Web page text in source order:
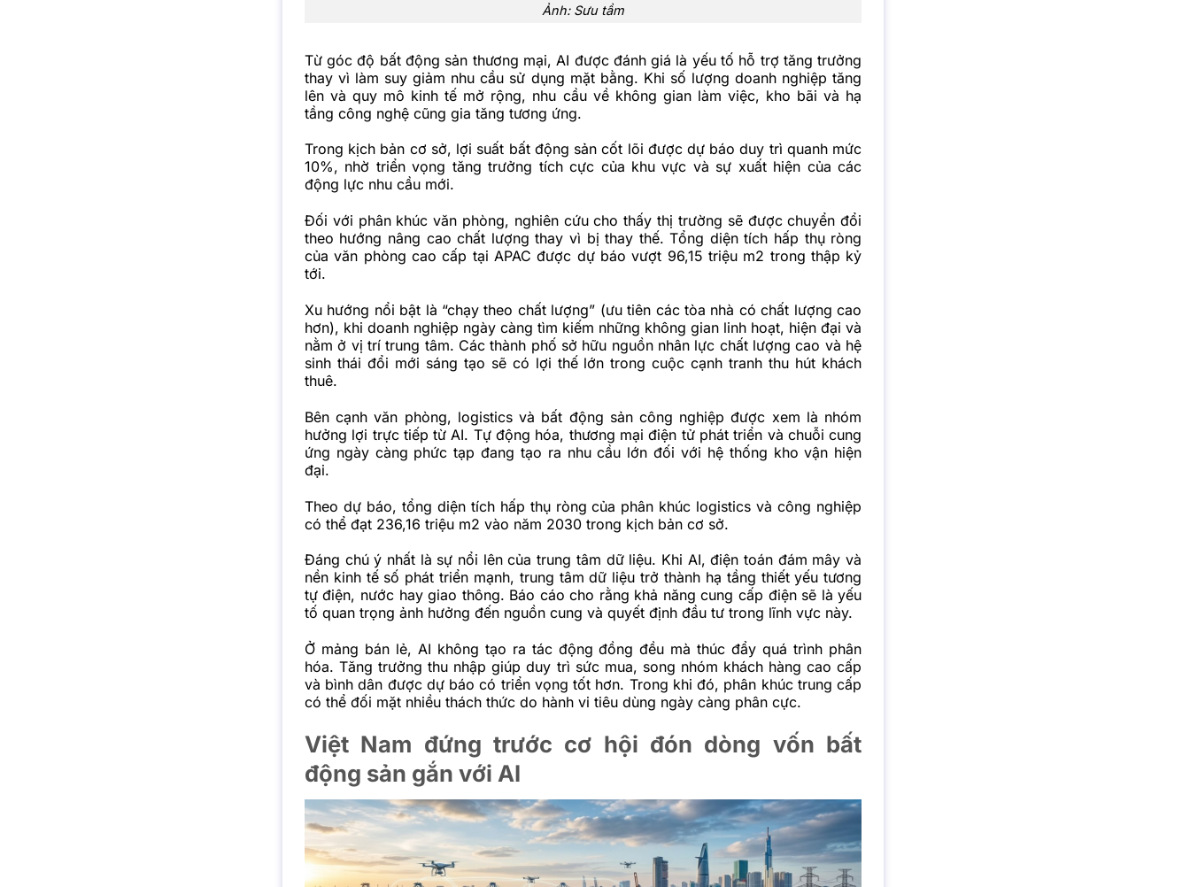
Ảnh: Sưu tầm
Từ góc độ bất động sản thương mại, AI được đánh giá là yếu tố hỗ trợ tăng trưởng
thay vì làm suy giảm nhu cầu sử dụng mặt bằng. Khi số lượng doanh nghiệp tăng
lên và quy mô kinh tế mở rộng, nhu cầu về không gian làm việc, kho bãi và hạ
tầng công nghệ cũng gia tăng tương ứng.
Trong kịch bản cơ sở, lợi suất bất động sản cốt lõi được dự báo duy trì quanh mức
10%, nhờ triển vọng tăng trưởng tích cực của khu vực và sự xuất hiện của các
động lực nhu cầu mới.
Đối với phân khúc văn phòng, nghiên cứu cho thấy thị trường sẽ được chuyển đổi
theo hướng nâng cao chất lượng thay vì bị thay thế. Tổng diện tích hấp thụ ròng
của văn phòng cao cấp tại APAC được dự báo vượt 96,15 triệu m2 trong thập kỷ
tới.
Xu hướng nổi bật là “chạy theo chất lượng” (ưu tiên các tòa nhà có chất lượng cao
hơn), khi doanh nghiệp ngày càng tìm kiếm những không gian linh hoạt, hiện đại và
nằm ở vị trí trung tâm. Các thành phố sở hữu nguồn nhân lực chất lượng cao và hệ
sinh thái đổi mới sáng tạo sẽ có lợi thế lớn trong cuộc cạnh tranh thu hút khách
thuê.
Bên cạnh văn phòng, logistics và bất động sản công nghiệp được xem là nhóm
hưởng lợi trực tiếp từ AI. Tự động hóa, thương mại điện tử phát triển và chuỗi cung
ứng ngày càng phức tạp đang tạo ra nhu cầu lớn đối với hệ thống kho vận hiện
đại.
Theo dự báo, tổng diện tích hấp thụ ròng của phân khúc logistics và công nghiệp
có thể đạt 236,16 triệu m2 vào năm 2030 trong kịch bản cơ sở.
Đáng chú ý nhất là sự nổi lên của trung tâm dữ liệu. Khi AI, điện toán đám mây và
nền kinh tế số phát triển mạnh, trung tâm dữ liệu trở thành hạ tầng thiết yếu tương
tự điện, nước hay giao thông. Báo cáo cho rằng khả năng cung cấp điện sẽ là yếu
tố quan trọng ảnh hưởng đến nguồn cung và quyết định đầu tư trong lĩnh vực này.
Ở mảng bán lẻ, AI không tạo ra tác động đồng đều mà thúc đẩy quá trình phân
hóa. Tăng trưởng thu nhập giúp duy trì sức mua, song nhóm khách hàng cao cấp
và bình dân được dự báo có triển vọng tốt hơn. Trong khi đó, phân khúc trung cấp
có thể đối mặt nhiều thách thức do hành vi tiêu dùng ngày càng phân cực.
Việt Nam đứng trước cơ hội đón dòng vốn bất
động sản gắn với AI